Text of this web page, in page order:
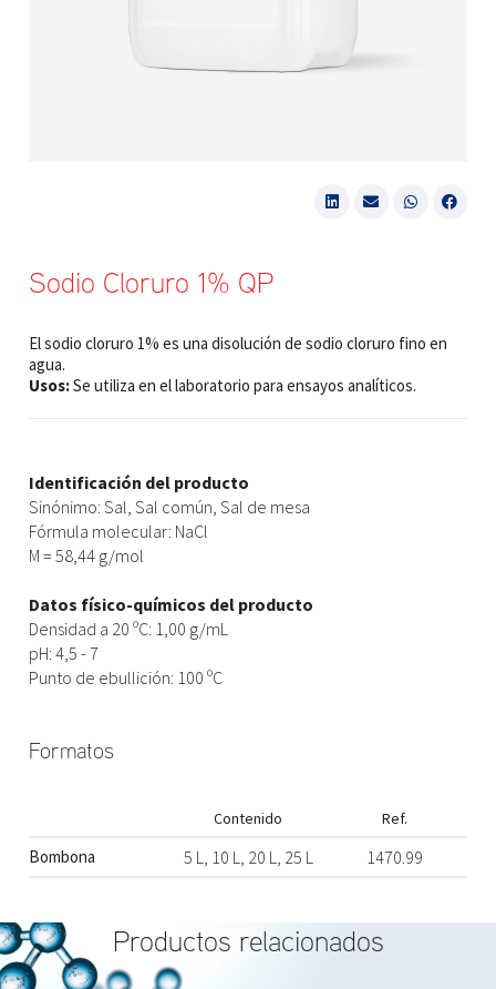
Sodio Cloruro 1% QP
El sodio cloruro 1% es una disolución de sodio cloruro fino en
agua.
Usos:Se utiliza en el laboratorio para ensayos analíticos.
Identificación del producto
Sinónimo: Sal, Sal común, Sal de mesa
Fórmula molecular: NaCl
M = 58,44 g/mol
Datos físico-químicos del producto
Densidad a 20 ºC: 1,00 g/mL
pH: 4,5 - 7
Punto de ebullición: 100 ºC
Formatos
Contenido Ref.
Bombona 5 L, 10 L, 20 L, 25 L 1470.99
Productos relacionados